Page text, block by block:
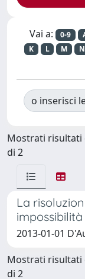
Vai a: 0-9
K
L M N
o inserisci
Mostrati risultati
di 2
La
2013-01-01
Mostrati risultati
di 2